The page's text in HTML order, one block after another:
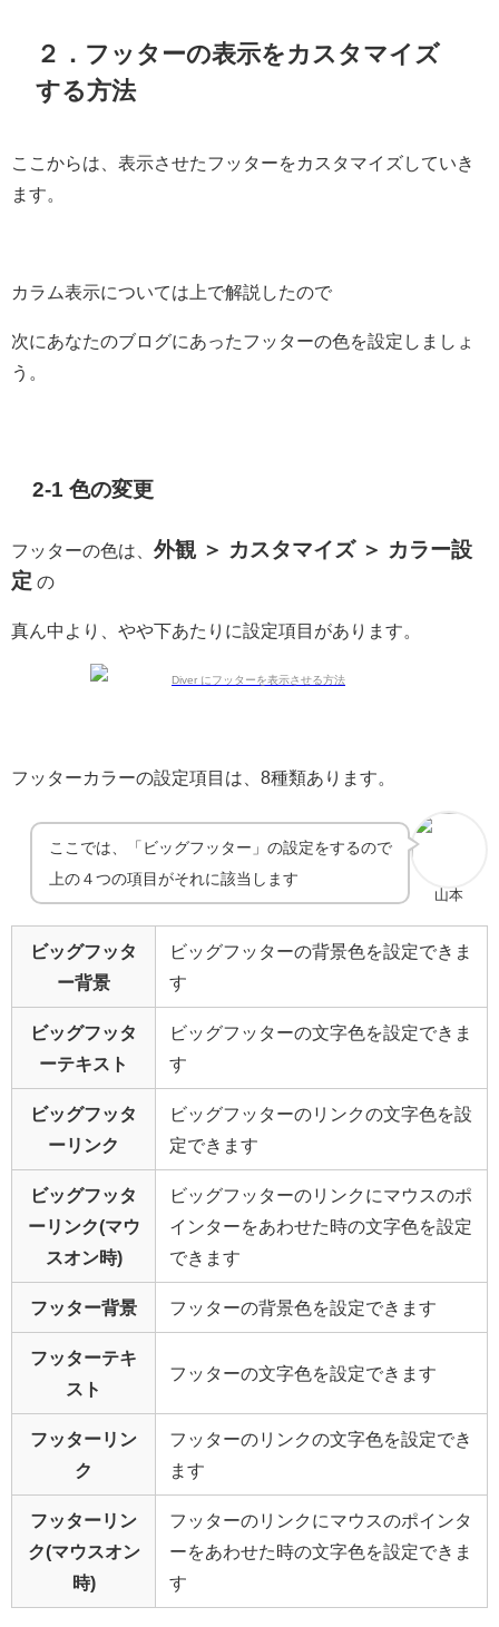
２．フッターの表示をカスタマイズ
する方法
ここからは、表示させたフッターをカスタマイズしていき
ます。
カラム表示については上で解説したので
次にあなたのブログにあったフッターの色を設定しましょ
う。
2-1 色の変更
フッターの色は、 外観 ＞ カスタマイズ ＞ カラー設
定 の
真ん中より、やや下あたりに設定項目があります。
フッターカラーの設定項目は、8種類あります。
山本
ここでは、「ビッグフッター」の設定をするので
上の４つの項目がそれに該当します
ビッグフッタ
ー背景
ビッグフッターの背景色を設定できま
す
ビッグフッタ
ーテキスト
ビッグフッターの文字色を設定できま
す
ビッグフッタ
ーリンク
ビッグフッターのリンクの文字色を設
定できます
ビッグフッタ
ーリンク(マウ
スオン時)
ビッグフッターのリンクにマウスのポ
インターをあわせた時の文字色を設定
できます
フッター背景 フッターの背景色を設定できます
フッターテキ
スト
フッターの文字色を設定できます
フッターリン
ク
フッターのリンクの文字色を設定でき
ます
フッターリン
ク(マウスオン
時)
フッターのリンクにマウスのポインタ
ーをあわせた時の文字色を設定できま
す